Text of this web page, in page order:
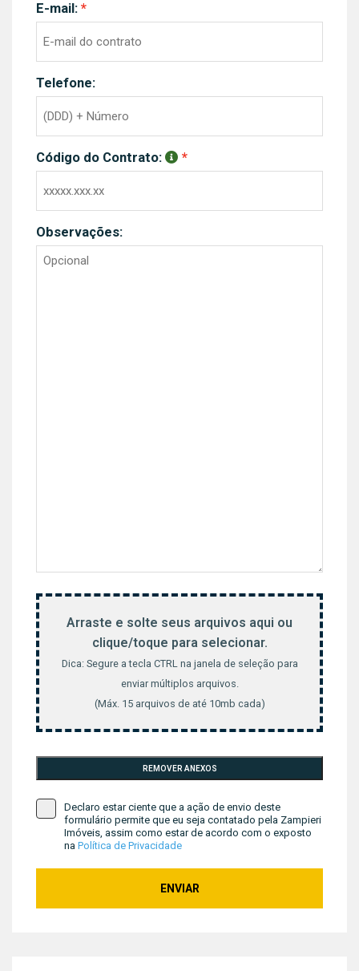
E-mail:
Telefone:
Código do Contrato:
Observações:
Arraste e solte seus arquivos aqui ou
clique/toque para selecionar.
Dica: Segure a tecla CTRL na janela de seleção para
enviar múltiplos arquivos.
(Máx. 15 arquivos de até 10mb cada)
Declaro estar ciente que a ação de envio deste
formulário permite que eu seja contatado pela Zampieri
Imóveis, assim como estar de acordo com o exposto
na Política de Privacidade
ENVIAR